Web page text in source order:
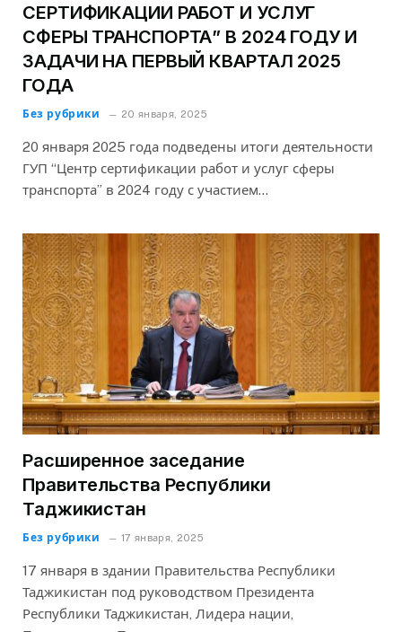
СЕРТИФИКАЦИИ РАБОТ И УСЛУГ
СФЕРЫ ТРАНСПОРТА” В 2024 ГОДУ И
ЗАДАЧИ НА ПЕРВЫЙ КВАРТАЛ 2025
ГОДА
Без рубрики 20 января, 2025
20 января 2025 года подведены итоги деятельности
ГУП “Центр сертификации работ и услуг сферы
транспорта” в 2024 году с участием…
Расширенное заседание
Правительства Республики
Таджикистан
Без рубрики 17 января, 2025
17 января в здании Правительства Республики
Таджикистан под руководством Президента
Республики Таджикистан, Лидера нации,